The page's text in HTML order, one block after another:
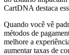
CartDNA destaca
Quando você vê
métodos de
melhore a
aumentar taxas de